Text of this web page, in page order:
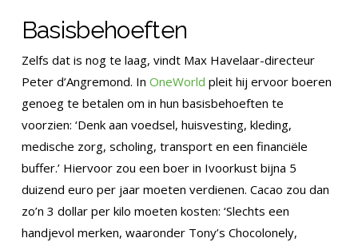
Basisbehoeften
Zelfs dat is nog te laag, vindt Max Havelaar-directeur
Peter d’Angremond. In OneWorld pleit hij ervoor boeren
genoeg te betalen om in hun basisbehoeften te
voorzien: ‘Denk aan voedsel, huisvesting, kleding,
medische zorg, scholing, transport en een financiële
buffer.’ Hiervoor zou een boer in Ivoorkust bijna 5
duizend euro per jaar moeten verdienen. Cacao zou dan
zo’n 3 dollar per kilo moeten kosten: ‘Slechts een
handjevol merken, waaronder Tony’s Chocolonely,